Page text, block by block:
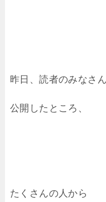
昨日、読者のみなさ
公開したところ、
たくさんの人から